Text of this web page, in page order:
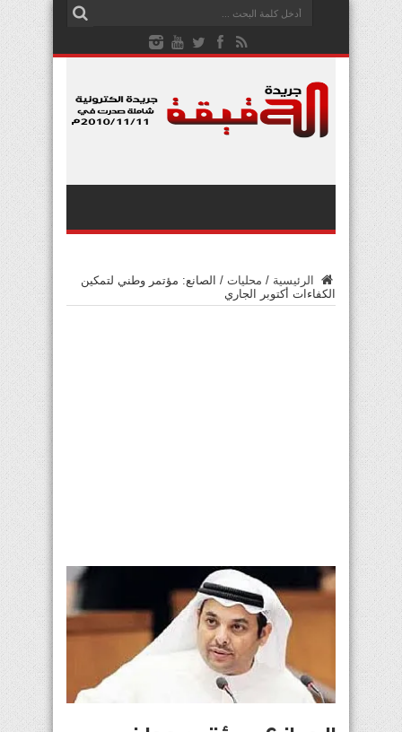
الرئيسية / محليات / الصانع: مؤتمر وطني لتمكين
الكفاءات أكتوبر الجاري